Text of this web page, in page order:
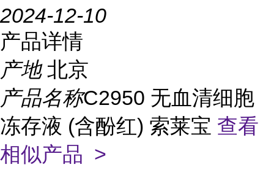
2024-12-10
产品详情
产地 北京
产品名称C2950 无血清细胞
冻存液 (含酚红) 索莱宝 查看
相似产品 >